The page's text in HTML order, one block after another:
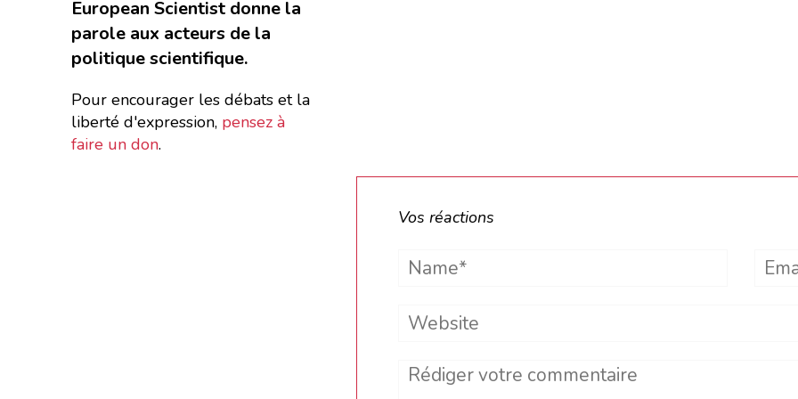
Vos réactions
Name*
Website
Comment
European Scientist donne la
parole aux acteurs de la
politique scientifique.
Pour encourager les débats et la
liberté d'expression, pensez à
faire un don.